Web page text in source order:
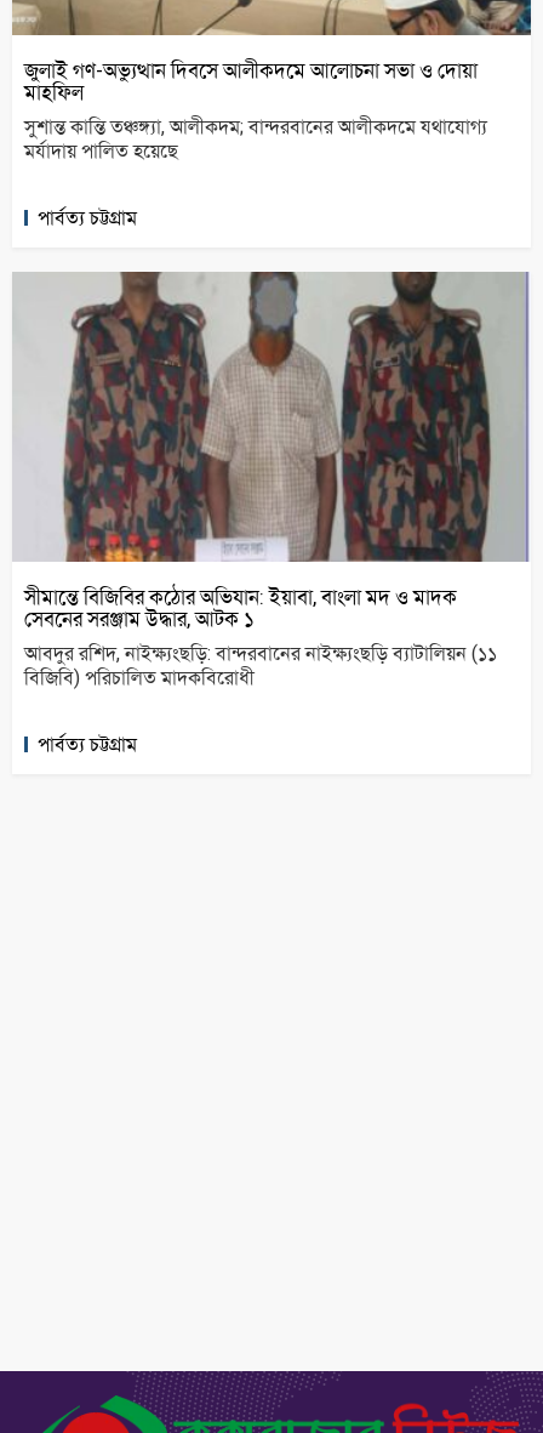
জুলাই গণ-অভ্যুত্থান দিবসে আলীকদমে আলোচনা সভা ও দোয়া
মাহফিল
সুশান্ত কান্তি তঞ্চঙ্গ্যা, আলীকদম; বান্দরবানের আলীকদমে যথাযোগ্য
মর্যাদায় পালিত হয়েছে
পার্বত্য চট্টগ্রাম
সীমান্তে বিজিবির কঠোর অভিযান: ইয়াবা, বাংলা মদ ও মাদক
সেবনের সরঞ্জাম উদ্ধার, আটক ১
আবদুর রশিদ, নাইক্ষ্যংছড়ি: বান্দরবানের নাইক্ষ্যংছড়ি ব্যাটালিয়ন (১১
বিজিবি) পরিচালিত মাদকবিরোধী
পার্বত্য চট্টগ্রাম